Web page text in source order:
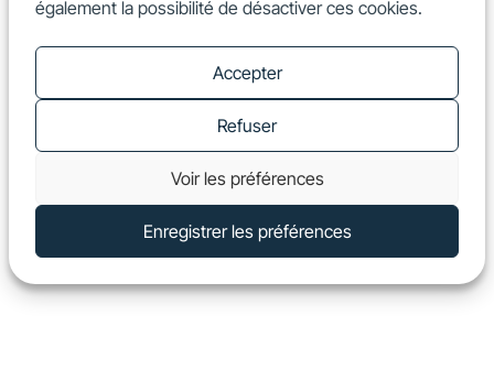
également la possibilité de désactiver ces cookies.
Accepter
Refuser
Voir les préférences
Enregistrer les préférences